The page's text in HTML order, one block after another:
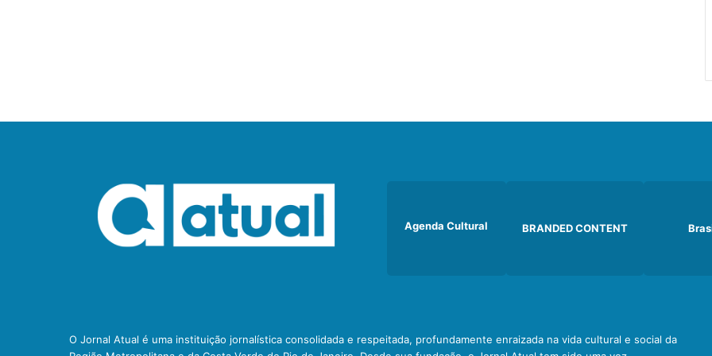
Agenda Cultural BRANDED CONTENT
O Jornal Atual é uma instituição jornalística consolidada e respeitada, profundamente enraizada na vida cultural e social da